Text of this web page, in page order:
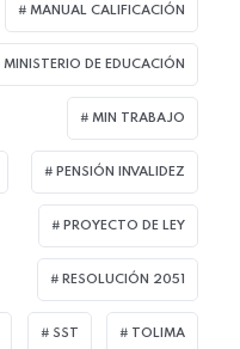
MANUAL CALIFICACIÓN
MINISTERIO DE EDUCACIÓN
MIN TRABAJO
PENSIÓN INVALIDEZ
PROYECTO DE LEY
RESOLUCIÓN 2051
SST TOLIMA